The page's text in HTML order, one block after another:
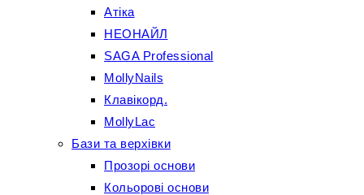
Атіка
НЕОНАЙЛ
SAGA Professional
MollyNails
Клавікорд.
MollyLac
Бази та верхівки
Прозорі основи
Кольорові основи